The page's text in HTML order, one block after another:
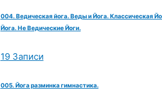
004. Ведическая йога. Веды и Йога. Классическая
Йога. Не Ведические Йоги.
19 Записи
005. Йога разминка гимнастика.